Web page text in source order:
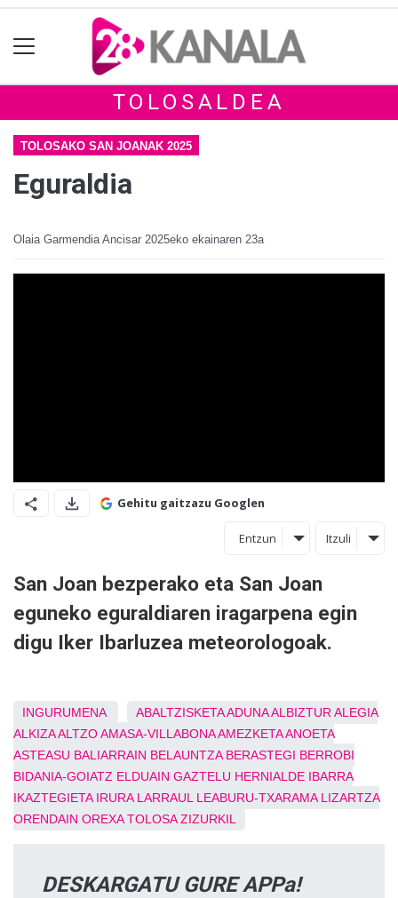
TOLOSALDEA
TOLOSAKO SAN JOANAK 2025
Eguraldia
Olaia Garmendia Ancisar 2025eko ekainaren 23a
Gehitu gaitzazu Googlen
Entzun Itzuli
San Joan bezperako eta San Joan
eguneko eguraldiaren iragarpena egin
digu Iker Ibarluzea meteorologoak.
INGURUMENA ABALTZISKETAADUNAALBIZTUR ALEGIA
ALKIZAALTZOAMASA-VILLABONAAMEZKETAANOETA
ASTEASU BALIARRAIN BELAUNTZA BERASTEGI BERROBI
BIDANIA-GOIATZ ELDUAIN GAZTELU HERNIALDE IBARRA
IKAZTEGIETA IRURA LARRAUL LEABURU-TXARAMA LIZARTZA
ORENDAIN OREXA TOLOSA ZIZURKIL
DESKARGATU GURE APPa!